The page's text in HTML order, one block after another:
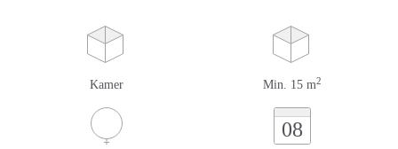
Kamer Min. 15 m2
08